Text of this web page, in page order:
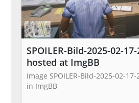
SPOILER-Bild-2025-02-
hosted at ImgBB
Image SPOILER-Bild-2025-02-
in ImgBB